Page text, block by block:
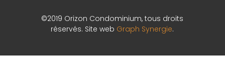
©2019 Orizon Condominium, tous droits
réservés. Site web Graph Synergie.